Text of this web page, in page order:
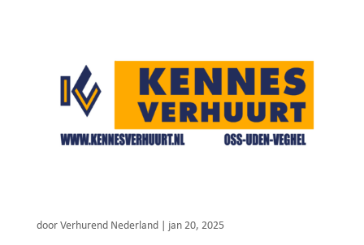
door Verhurend Nederland| jan 20, 2025